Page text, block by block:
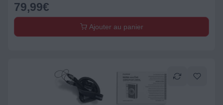
79,99€
Ajouter au panier